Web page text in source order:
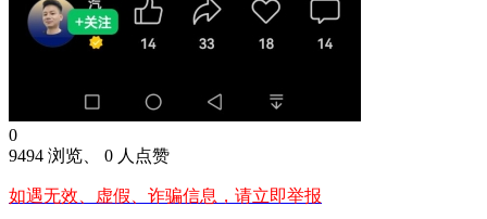
0
9494 浏览、 0 人点赞
如遇无效、虚假、诈骗信息，请立即举报